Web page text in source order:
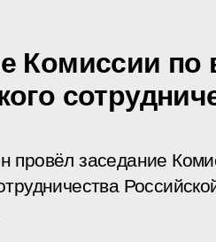
Комиссии по
провёл заседание